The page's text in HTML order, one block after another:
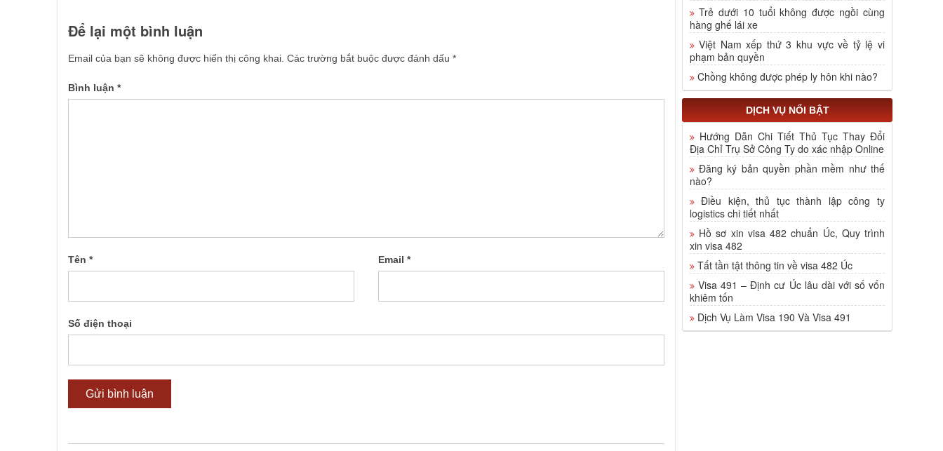
Để lại một bình luận
Email của bạn sẽ không được hiển thị công khai. Các trường bắt buộc được đánh dấu *
Bình luận *
Tên * Email *
Số điện thoại
Trẻ dưới 10 tuổi không được ngồi cùng
hàng ghế lái xe
Việt Nam xếp thứ 3 khu vực về tỷ lệ vi
phạm bản quyền
Chồng không được phép ly hôn khi nào?
DỊCH VỤ NỔI BẬT
Hướng Dẫn Chi Tiết Thủ Tục Thay Đổi
Địa Chỉ Trụ Sở Công Ty do xác nhập Online
Đăng ký bản quyền phần mềm như thế
nào?
Điều kiện, thủ tục thành lập công ty
logistics chi tiết nhất
Hồ sơ xin visa 482 chuẩn Úc, Quy trình
xin visa 482
Tất tần tật thông tin về visa 482 Úc
Visa 491 – Định cư Úc lâu dài với số vốn
khiêm tốn
Dịch Vụ Làm Visa 190 Và Visa 491